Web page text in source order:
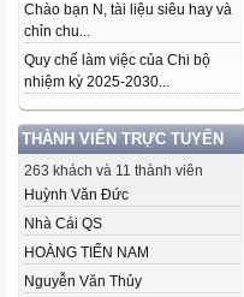
Chào bạn N, tài liệu siêu hay và
chỉn chu...
Quy chế làm việc của Chi bộ
nhiệm kỳ 2025-2030...
THÀNH VIÊN TRỰC TUYẾN
263 khách và 11 thành viên
Huỳnh Văn Đức
Nhà Cái QS
HOÀNG TIẾN NAM
Nguyễn Văn Thủy